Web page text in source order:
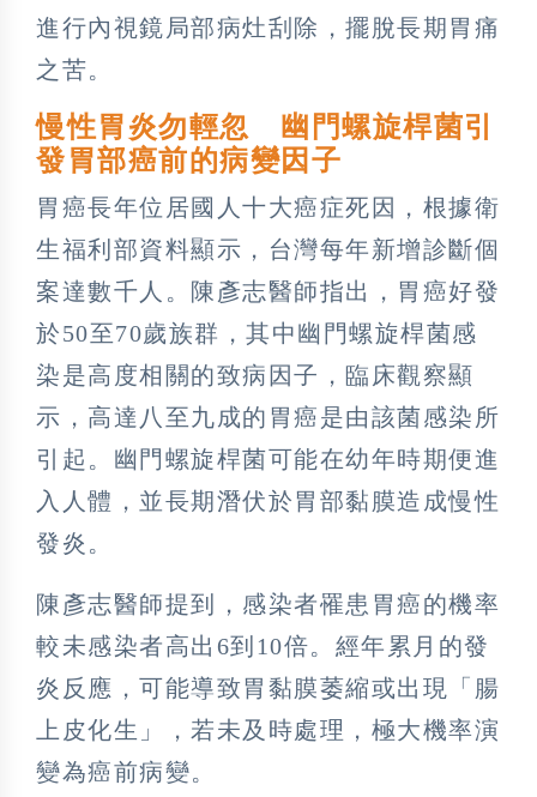
進行內視鏡局部病灶刮除，擺脫長期胃痛
之苦。
慢性胃炎勿輕忽 幽門螺旋桿菌引
發胃部癌前的病變因子
胃癌長年位居國人十大癌症死因，根據衛
生福利部資料顯示，台灣每年新增診斷個
案達數千人。陳彥志醫師指出，胃癌好發
於50至70歲族群，其中幽門螺旋桿菌感
染是高度相關的致病因子，臨床觀察顯
示，高達八至九成的胃癌是由該菌感染所
引起。幽門螺旋桿菌可能在幼年時期便進
入人體，並長期潛伏於胃部黏膜造成慢性
發炎。
陳彥志醫師提到，感染者罹患胃癌的機率
較未感染者高出6到10倍。經年累月的發
炎反應，可能導致胃黏膜萎縮或出現「腸
上皮化生」，若未及時處理，極大機率演
變為癌前病變。